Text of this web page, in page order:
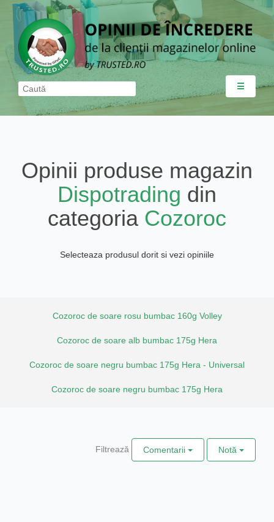
☰
Opinii produse magazin
Dispotrading din
categoria Cozoroc
Selecteaza produsul dorit si vezi opiniile
Cozoroc de soare rosu bumbac 160g Volley
Cozoroc de soare alb bumbac 175g Hera
Cozoroc de soare negru bumbac 175g Hera - Universal
Cozoroc de soare negru bumbac 175g Hera
Filtrează Comentarii Notă